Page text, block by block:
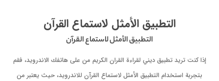
التطبيق الأمثل لاستماع القرآ‪ن‬
التطبيق الأمثل لاستماع القرآ‪ن‬
إذا كنت تريد تطبيق ديني لقراءة القران الكريم من على هاتفك الاندرويد، فقم
بتجربة استخدام التطبيق الأمثل لاستماع القرآن‬ للاندرويد، حيث يعتبر من